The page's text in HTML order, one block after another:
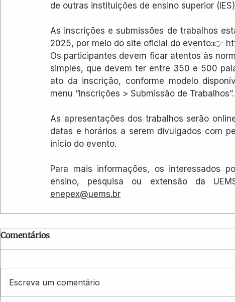
de outras instituições de ensino superior
As inscrições e submissões de trabalhos
2025, por meio do site oficial do evento:👉
Os participantes devem ficar atentos às
simples, que devem ter entre 350 e 500
ato da inscrição, conforme modelo
menu “Inscrições > Submissão de Trabalhos”.
As apresentações dos trabalhos serão
datas e horários a serem divulgados com
início do evento.
Para mais informações, os interessados
enepex@uems.br
Comentários
Escreva um comentário